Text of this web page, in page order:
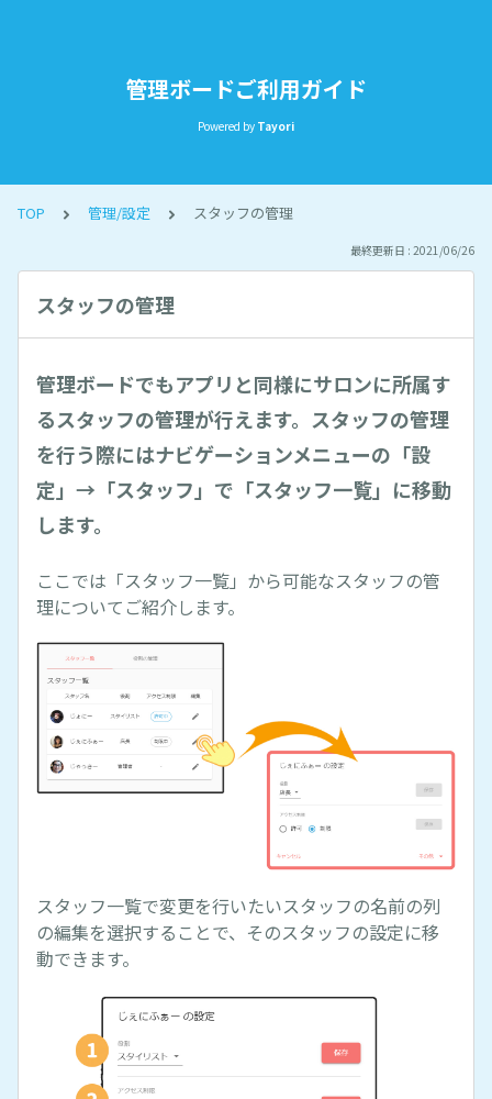
管理ボードご利用ガイド
Powered by Tayori
TOP 管理/設定 スタッフの管理
最終更新日 : 2021/06/26
スタッフの管理
管理ボードでもアプリと同様にサロンに所属す
るスタッフの管理が行えます。スタッフの管理
を行う際にはナビゲーションメニューの「設
定」→「スタッフ」で「スタッフ一覧」に移動
します。
ここでは「スタッフ一覧」から可能なスタッフの管
理についてご紹介します。
スタッフ一覧で変更を行いたいスタッフの名前の列
の編集を選択することで、そのスタッフの設定に移
動できます。